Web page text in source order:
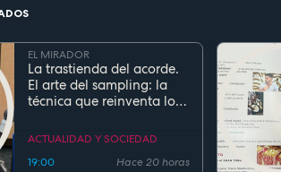
EL MIRADOR
La trastienda del acorde.
El arte del sampling: la
técnica que reinventa los
actual
ACTUALIDAD Y SOCIEDAD
19:00
Hace 20 horas